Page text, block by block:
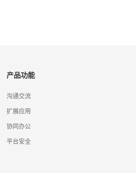
产品功能
沟通交流
扩展应用
协同办公
平台安全